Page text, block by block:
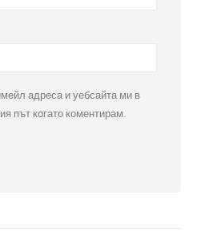
адреса и уебсайта ми в
път когато коментирам.